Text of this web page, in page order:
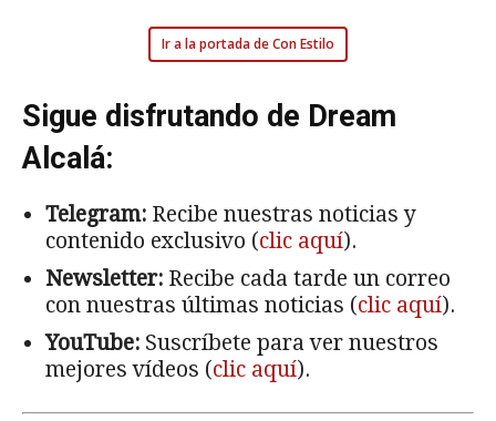
Ir a la portada de Con Estilo
Sigue disfrutando de Dream
Alcalá:
Telegram: Recibe nuestras noticias y
contenido exclusivo (clic aquí).
Newsletter: Recibe cada tarde un correo
con nuestras últimas noticias (clic aquí).
YouTube: Suscríbete para ver nuestros
mejores vídeos (clic aquí).